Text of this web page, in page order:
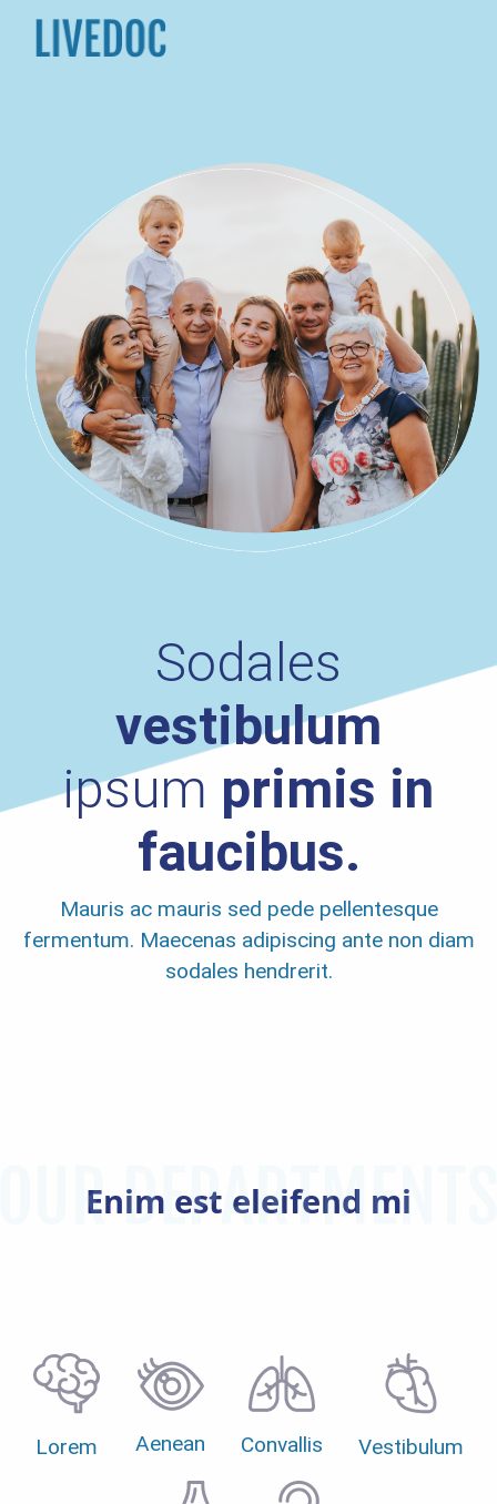
Sodales
vestibulum
ipsum primis in
faucibus.
Mauris ac mauris sed pede pellentesque
fermentum. Maecenas adipiscing ante non diam
sodales hendrerit.
Enim est eleifend mi
Lorem Aenean Convallis Vestibulum